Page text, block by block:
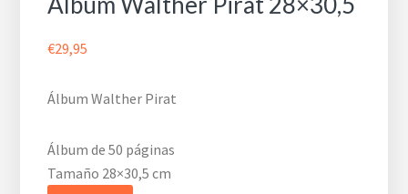
€29,95
Álbum Walther Pirat
Álbum de 50 páginas
Tamaño 28×30,5 cm